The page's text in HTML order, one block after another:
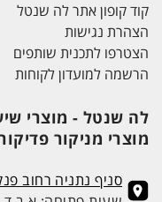
קוד קופון אתר לה שנטל
הצהרת נגישות
הצטרפו לתכנית שותפים
הרשמה למועדון לקוחות
לה שנטל - מוצרי
מוצרי מניקור
סניף נתניה רחוב